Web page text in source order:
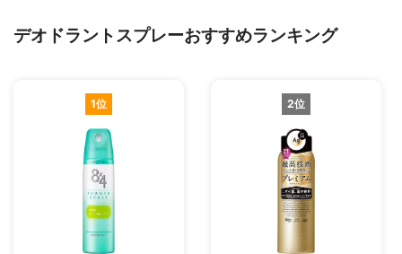
デオドラントスプレーおすすめランキング
1位 2位